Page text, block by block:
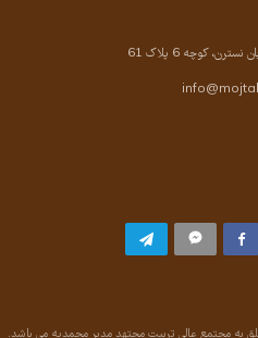
کوچه 6 پلاک 61
به مجتمع عالی تربیت مجتهد مدیر محمدیه می باشد.